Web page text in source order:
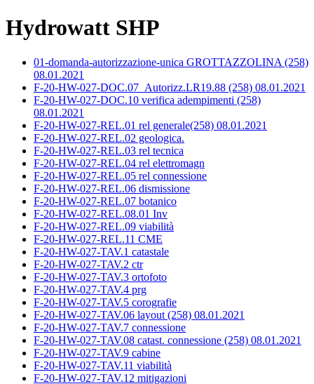
Hydrowatt SHP
01-domanda-autorizzazione-unica GROTTAZZOLINA (258)
08.01.2021
F-20-HW-027-DOC.07_Autorizz.LR19.88 (258) 08.01.2021
F-20-HW-027-DOC.10 verifica adempimenti (258)
08.01.2021
F-20-HW-027-REL.01 rel generale(258) 08.01.2021
F-20-HW-027-REL.02 geologica.
F-20-HW-027-REL.03 rel tecnica
F-20-HW-027-REL.04 rel elettromagn
F-20-HW-027-REL.05 rel connessione
F-20-HW-027-REL.06 dismissione
F-20-HW-027-REL.07 botanico
F-20-HW-027-REL.08.01 Inv
F-20-HW-027-REL.09 viabilità
F-20-HW-027-REL.11 CME
F-20-HW-027-TAV.1 catastale
F-20-HW-027-TAV.2 ctr
F-20-HW-027-TAV.3 ortofoto
F-20-HW-027-TAV.4 prg
F-20-HW-027-TAV.5 corografie
F-20-HW-027-TAV.06 layout (258) 08.01.2021
F-20-HW-027-TAV.7 connessione
F-20-HW-027-TAV.08 catast. connessione (258) 08.01.2021
F-20-HW-027-TAV.9 cabine
F-20-HW-027-TAV.11 viabilità
F-20-HW-027-TAV.12 mitigazioni